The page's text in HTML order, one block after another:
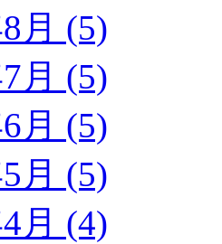
月 (5)
月 (5)
月 (5)
月 (5)
月 (4)